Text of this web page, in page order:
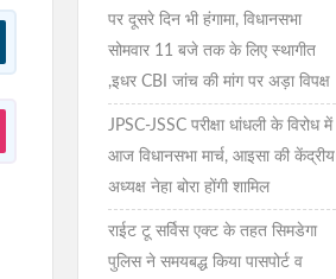
पर दूसरे दिन भी हंगामा, विधानसभा
सोमवार 11 बजे तक के लिए स्थागीत
,इधर CBI जांच की मांग पर अड़ा विपक्ष
JPSC-JSSC परीक्षा धांधली के विरोध में
आज विधानसभा मार्च, आइसा की केंद्रीय
अध्यक्ष नेहा बोरा होंगी शामिल
राईट टू सर्विस एक्ट के तहत सिमडेगा
पुलिस ने समयबद्ध किया पासपोर्ट व